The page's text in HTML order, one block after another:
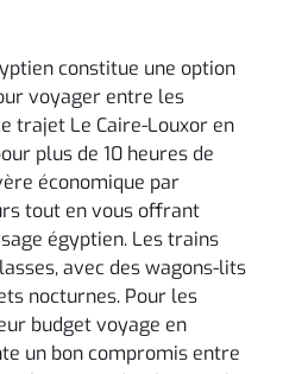
constitue une option
voyager entre les
trajet Le Caire-Louxor en
plus de 10 heures de
économique par
tout en vous offrant
égyptien. Les trains
avec des wagons-lits
nocturnes. Pour les
budget voyage en
un bon compromis entre